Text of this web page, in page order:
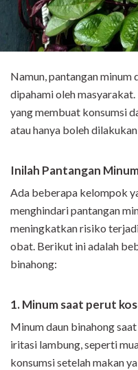
Namun, pantangan minum
dipahami oleh
yang membuat konsumsi
atau hanya boleh
Inilah Pantangan
Ada beberapa kelompok
menghindari pantangan
meningkatkan risiko
obat. Berikut ini adalah
binahong:
1. Minum saat perut
Minum daun binahong
iritasi lambung, seperti
konsumsi setelah makan